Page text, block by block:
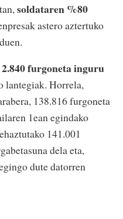
soldataren %80
astero aztertuko
2.840 furgoneta inguru
lantegiak. Horrela,
138.816 furgoneta
1ean egindako
141.001
dela eta,
dute datorren